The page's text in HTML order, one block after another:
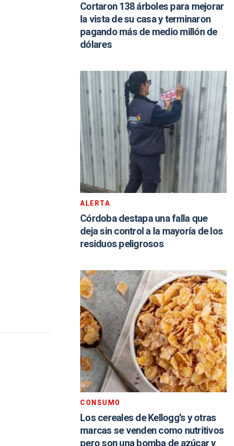
Cortaron 138 árboles para mejorar
la vista de su casa y terminaron
pagando más de medio millón de
dólares
ALERTA
Córdoba destapa una falla que
deja sin control a la mayoría de los
residuos peligrosos
CONSUMO
Los cereales de Kellogg’s y otras
marcas se venden como nutritivos